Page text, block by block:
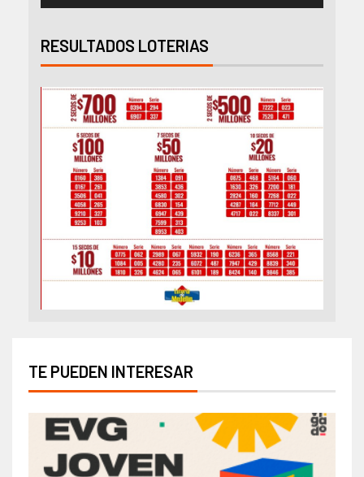
RESULTADOS LOTERIAS
TE PUEDEN INTERESAR